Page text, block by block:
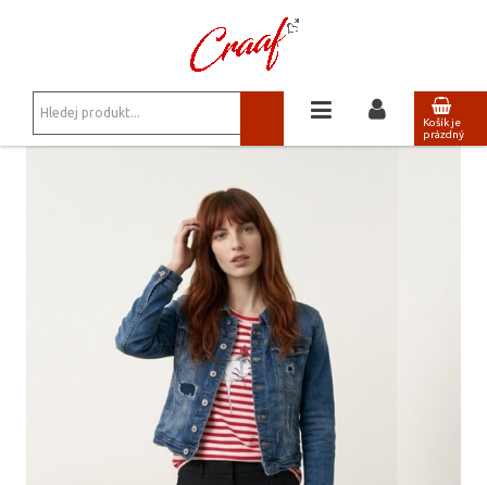
Košík je
prázdný
BUNDY, KABÁTY, VESTY
ČERNÁ BUNDA Z EKOKŮŽE BOLONIA 004